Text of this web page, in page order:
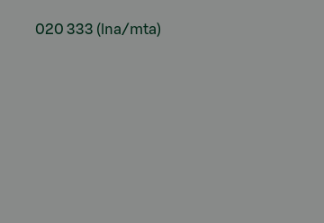
020 333 (lna/mta)